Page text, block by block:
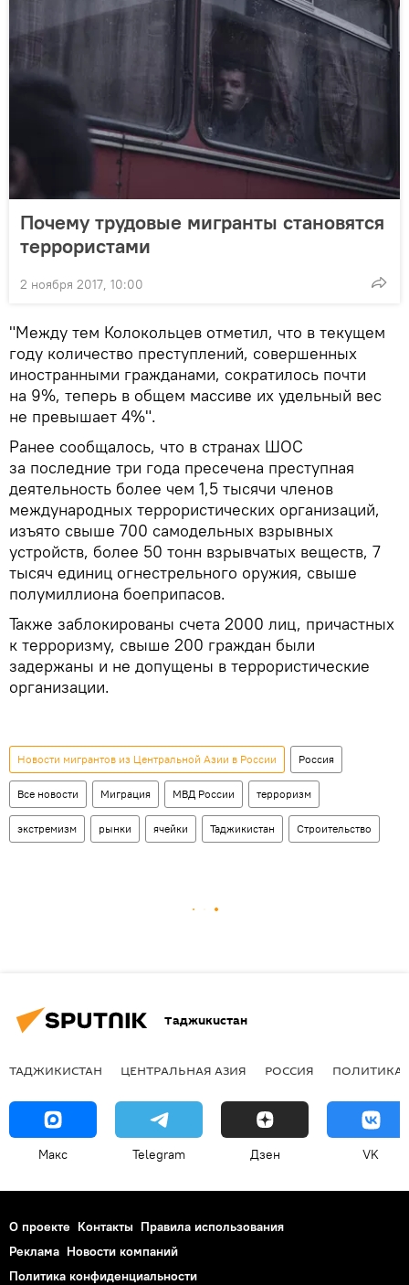
Почему трудовые мигранты становятся
террористами
2 ноября 2017, 10:00
"Между тем Колокольцев отметил, что в текущем
году количество преступлений, совершенных
иностранными гражданами, сократилось почти
на 9%, теперь в общем массиве их удельный вес
не превышает 4%".
Ранее сообщалось, что в странах ШОС
за последние три года пресечена преступная
деятельность более чем 1,5 тысячи членов
международных террористических организаций,
изъято свыше 700 самодельных взрывных
устройств, более 50 тонн взрывчатых веществ, 7
тысяч единиц огнестрельного оружия, свыше
полумиллиона боеприпасов.
Также заблокированы счета 2000 лиц, причастных
к терроризму, свыше 200 граждан были
задержаны и не допущены в террористические
организации.
Новости мигрантов из Центральной Азии в России Россия
Все новости Миграция МВД России терроризм
экстремизм рынки ячейки Таджикистан Строительство
Таджикистан
ТАДЖИКИСТАН ЦЕНТРАЛЬНАЯ АЗИЯ РОССИЯ ПОЛИТИКА
Макс Telegram Дзен VK
О проекте Контакты Правила использования
Реклама Новости компаний
Политика конфиденциальности